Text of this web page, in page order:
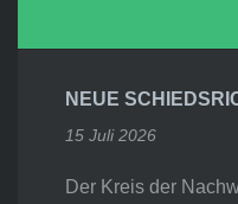
NEUE
15 Juli 2026
Der Kreis der